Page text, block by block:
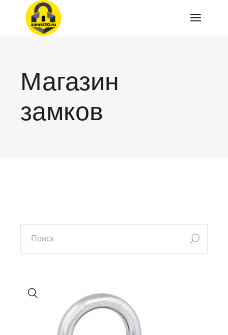
Перейти
содержимому
Магазин
замков
искать: